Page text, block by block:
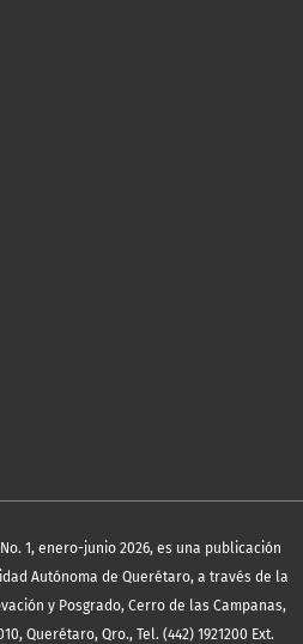
No. 1, enero-junio 2026, es una publicación
Autónoma de Querétaro, a través de la
y Posgrado, Cerro de las Campanas,
Querétaro, Qro., Tel. (442) 1921200 Ext.